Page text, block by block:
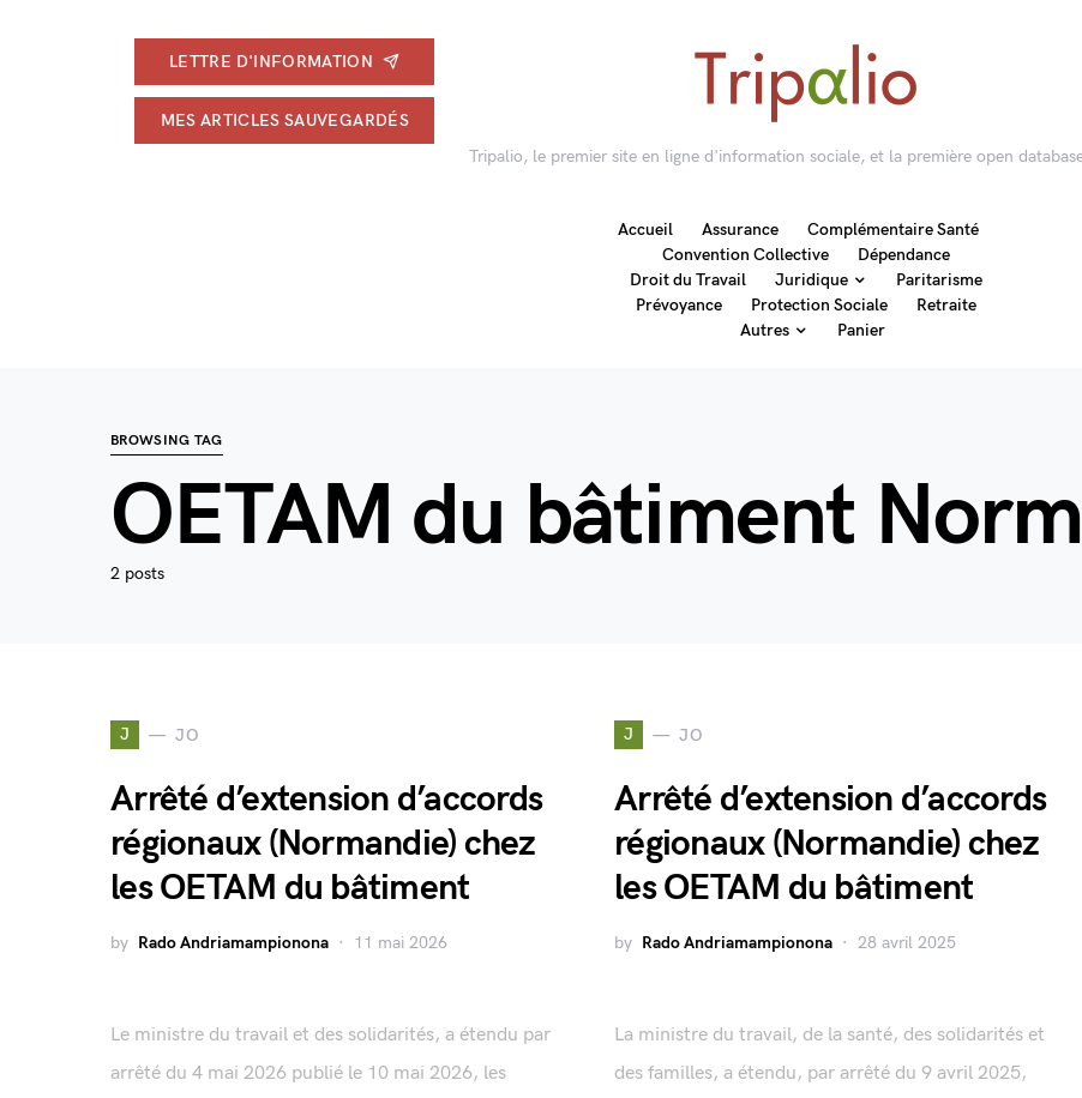
LETTRE D'INFORMATION
MES ARTICLES SAUVEGARDÉS
Tripalio, le premier site en ligne d'information sociale, et la première open
Accueil Assurance
Complémentaire Santé
Convention Collective
Dépendance
Droit du Travail
Juridique
Paritarisme
Prévoyance
Protection Sociale
Retraite
Autres
Panier
BROWSING TAG
OETAM du bâtiment
2 posts
J JO
Arrêté d’extension d’accords
régionaux (Normandie) chez
les OETAM du bâtiment
by Rado Andriamampionona 11 mai 2026
Le ministre du travail et des solidarités, a étendu par
arrêté du 4 mai 2026 publié le 10 mai 2026, les
J JO
Arrêté d’extension d’accords
régionaux (Normandie) chez
les OETAM du bâtiment
by Rado Andriamampionona 28 avril 2025
La ministre du travail, de la santé, des solidarités et
des familles, a étendu, par arrêté du 9 avril 2025,